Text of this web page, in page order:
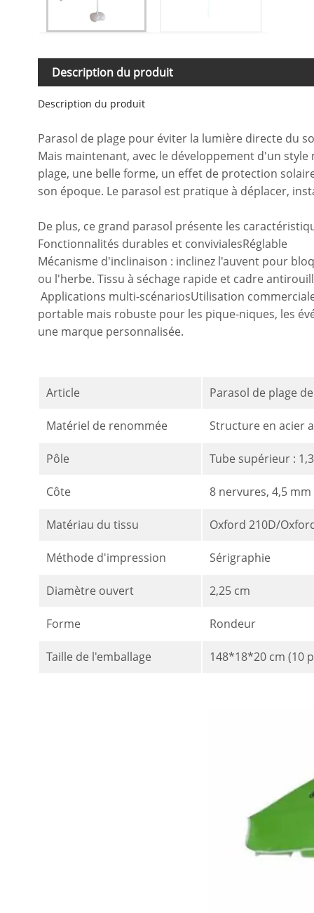
Description du produit
Description du produit
Parasol de plage pour éviter la lumière directe du
Mais maintenant, avec le développement d'un
plage, une belle forme, un effet de protection
son époque. Le parasol est pratique à déplacer,
De plus, ce grand parasol présente les
Fonctionnalités durables et convivialesRéglable
Mécanisme d'inclinaison : inclinez l'auvent pour
ou l'herbe. Tissu à séchage rapide et cadre
Applications multi-scénariosUtilisation
portable mais robuste pour les pique-niques, les
une marque personnalisée.
Article Parasol de plage
Matériel de renommée Structure en acier
Pôle Tube supérieur :
Côte 8 nervures, 4,5
Matériau du tissu Oxford 210D/
Méthode d'impression Sérigraphie
Diamètre ouvert 2,25 cm
Forme Rondeur
Taille de l'emballage 148*18*20 cm (10